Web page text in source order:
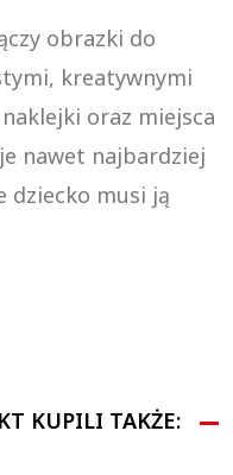
obrazki do
kreatywnymi
oraz miejsca
nawet najbardziej
dziecko musi ją
KUPILI TAKŻE: